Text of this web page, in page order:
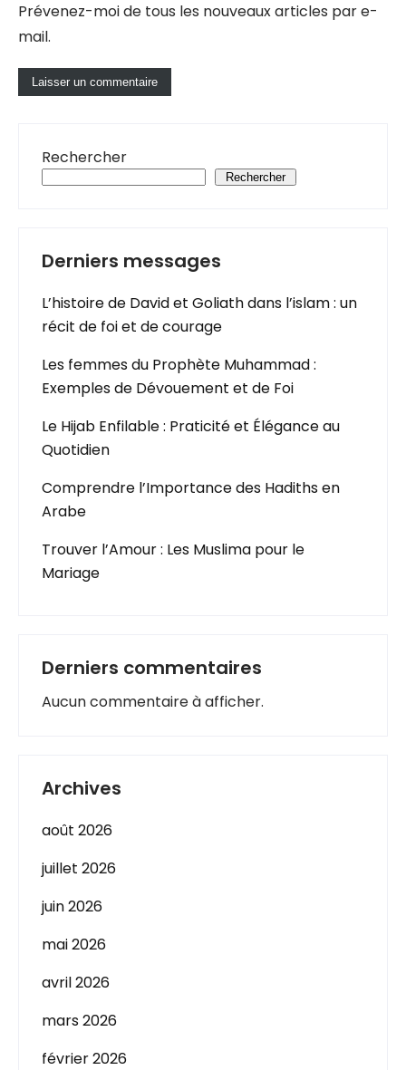
Prévenez-moi de tous les nouveaux articles par e-
mail.
Rechercher
Rechercher
Derniers messages
L’histoire de David et Goliath dans l’islam : un
récit de foi et de courage
Les femmes du Prophète Muhammad :
Exemples de Dévouement et de Foi
Le Hijab Enfilable : Praticité et Élégance au
Quotidien
Comprendre l’Importance des Hadiths en
Arabe
Trouver l’Amour : Les Muslima pour le
Mariage
Derniers commentaires
Aucun commentaire à afficher.
Archives
août 2026
juillet 2026
juin 2026
mai 2026
avril 2026
mars 2026
février 2026